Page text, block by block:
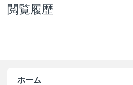
閲覧履歴
ホーム